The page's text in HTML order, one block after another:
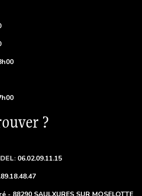
?
: 06.02.09.11.15